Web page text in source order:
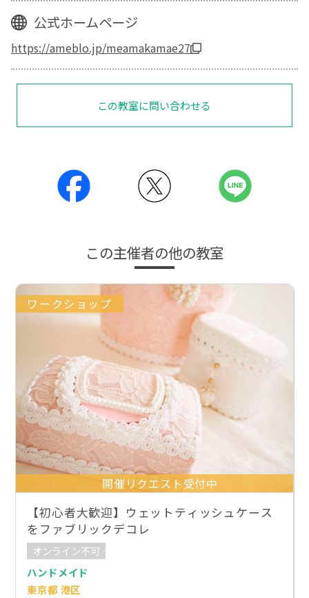
公式ホームページ
https://ameblo.jp/meamakamae27
この教室に問い合わせる
この主催者の他の教室
ワークショップ
開催リクエスト受付中
【初心者大歓迎】ウェットティッシュケース
をファブリックデコレ
オンライン不可
ハンドメイド
東京都 港区